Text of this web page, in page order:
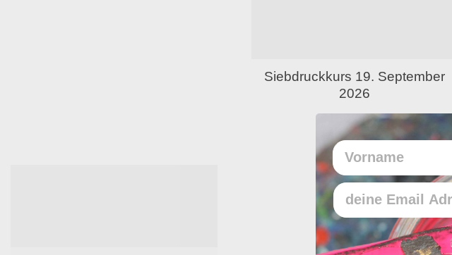
Siebdruckkurs 19. September
2026
150,00€
Vorname
Email